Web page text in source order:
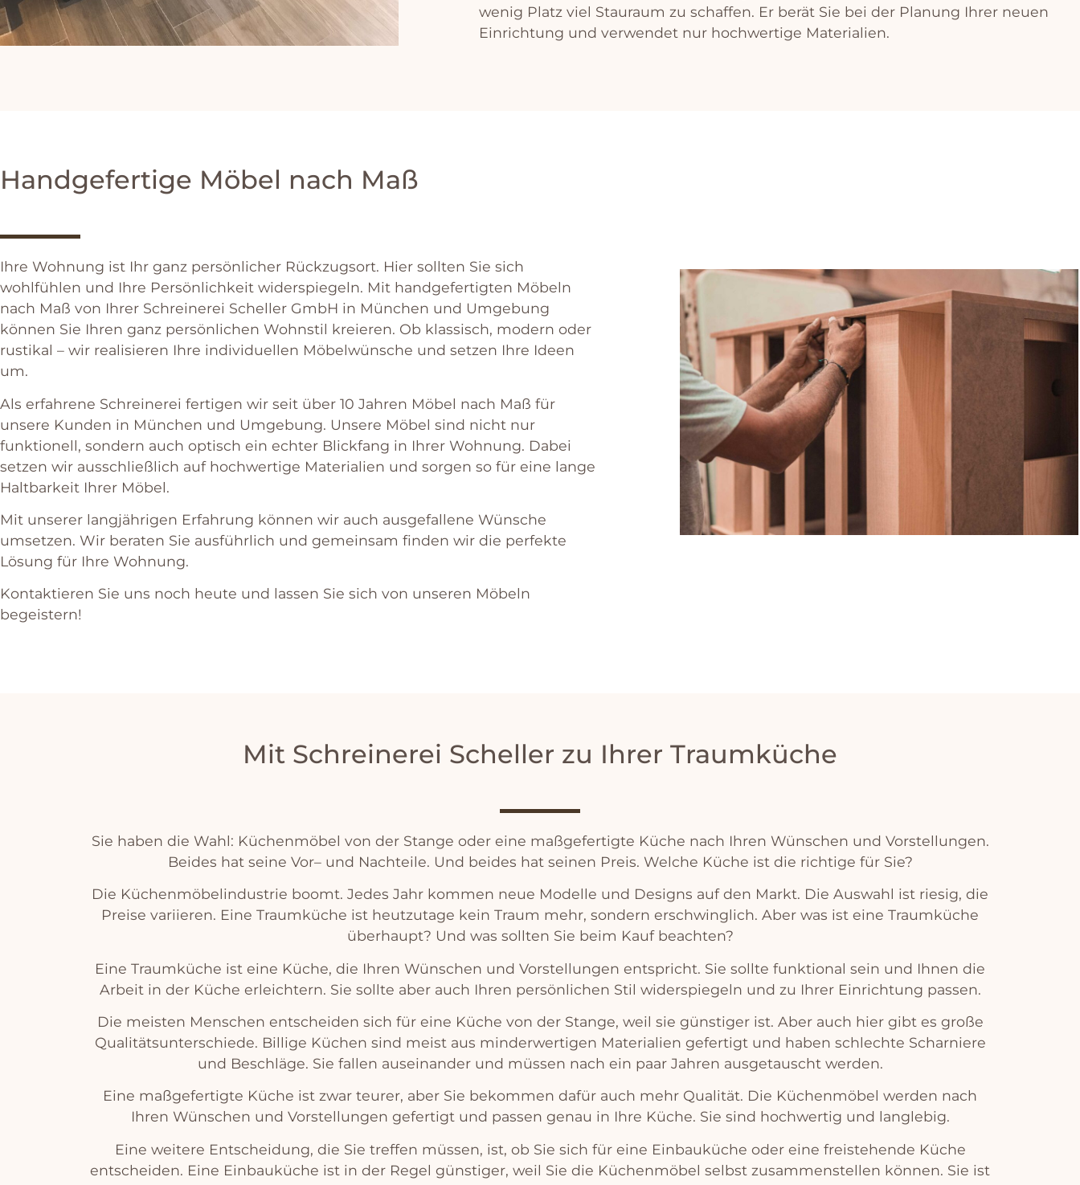
wenig Platz viel Stauraum zu schaffen. Er berät Sie bei der Planung Ihrer neuen
Einrichtung und verwendet nur hochwertige Materialien.
Handgefertige Möbel nach Maß
Ihre Wohnung ist Ihr ganz persönlicher Rückzugsort. Hier sollten Sie sich
wohlfühlen und Ihre Persönlichkeit widerspiegeln. Mit handgefertigten Möbeln
nach Maß von Ihrer Schreinerei Scheller GmbH in München und Umgebung
können Sie Ihren ganz persönlichen Wohnstil kreieren. Ob klassisch, modern oder
rustikal – wir realisieren Ihre individuellen Möbelwünsche und setzen Ihre Ideen
um.
Als erfahrene Schreinerei fertigen wir seit über 10 Jahren Möbel nach Maß für
unsere Kunden in München und Umgebung. Unsere Möbel sind nicht nur
funktionell, sondern auch optisch ein echter Blickfang in Ihrer Wohnung. Dabei
setzen wir ausschließlich aufhochwertige Materialien und sorgen so für eine lange
Haltbarkeit Ihrer Möbel.
Mit unserer langjährigen Erfahrung können wir auch ausgefallene Wünsche
umsetzen. Wir beraten Sie ausführlich und gemeinsam finden wir die perfekte
L ösung für Ihre Wohnung.
Kontaktieren Sie uns noch heute und lassen Sie sich von unseren Möbeln
begeistern!
Mit Schreinerei Scheller zu Ihrer Traumküche
Sie haben die Wahl: Küchenmöbel von derStange odereine maßgefertigte Küche nach Ihren Wünschen und Vorstellungen.
Beides hat seine Vor–und Nachteile. Und beides hat seinen Preis. Welche Küche ist die richtige fürSie?
Die Küchenmöbelindustrie boomt. Jedes Jahr kommen neue Modelle und Designs aufden Markt. Die Auswahl ist riesig, die
Preise variieren. Eine Traumküche ist heutzutage kein Traum mehr, sondern erschwinglich. Aber was ist eine Traumküche
überhaupt? Und was sollten Sie beim Kaufbeachten?
Eine Traumküche ist eine Küche, die Ihren Wünschen und Vorstellungen entspricht. Sie sollte funktional sein und Ihnen die
Arbeit in derKüche erleichtern. Sie sollte aberauch Ihren persönlichen Stil widerspiegeln und zu IhrerEinrichtung passen.
Die meisten Menschen entscheiden sich füreine Küche von derStange, weil sie günstigerist. Aberauch hiergibt es große
Qualitätsunterschiede. Billige Küchen sind meist aus minderwertigen Materialien gefertigt und haben schlechte Scharniere
und Beschläge. Sie fallen auseinanderund müssen nach ein paarJahren ausgetauscht werden.
Eine maßgefertigte Küche ist zwar teurer, aber Sie bekommen dafür auch mehr Qualität. Die Küchenmöbel werden nach
Ihren Wünschen und Vorstellungen gefertigtund passen genau in Ihre Küche. Sie sind hochwertig und langlebig.
Eine weitere Entscheidung, die Sie treffen müssen, ist, ob Sie sich füreine Einbauküche odereine freistehende Küche
entscheiden. Eine Einbauküche ist in der Regel günstiger, weil Sie die Küchenmöbel selbst zusammenstellen können. Sie ist